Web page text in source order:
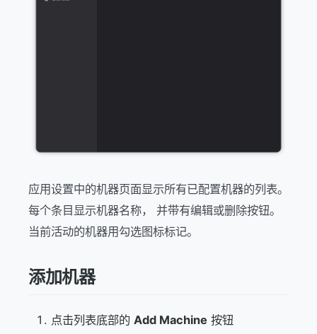
应用设置中的机器页面显示所有已配置机器的列表。
每个条目显示机器名称， 并带有编辑或删除按钮。
当前活动的机器用勾选图标标记。
添加机器
点击列表底部的 Add Machine 按钮